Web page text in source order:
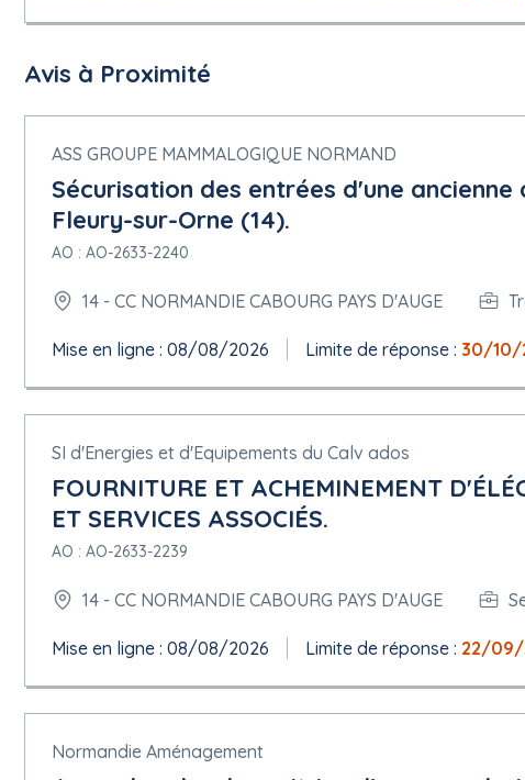
Avis à Proximité
ASS GROUPE MAMMALOGIQUE NORMAND
Sécurisation des entrées d'une
Fleury-sur-Orne (14).
AO : AO-2633-2240
14 - CC NORMANDIE CABOURG PAYS D'AUGE
Mise en ligne : 08/08/2026 Limite de réponse : 30/10/
SI d'Energies et d'Equipements du Calv ados
FOURNITURE ET ACHEMINEMENT
ET SERVICES ASSOCIÉS.
AO : AO-2633-2239
14 - CC NORMANDIE CABOURG PAYS D'AUGE
Mise en ligne : 08/08/2026 Limite de réponse : 22/09/
Normandie Aménagement